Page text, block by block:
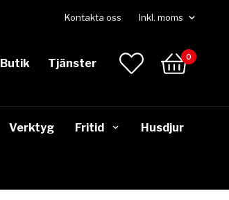
Kontakta oss
Butik Tjänster
0
Verktyg Fritid Husdjur